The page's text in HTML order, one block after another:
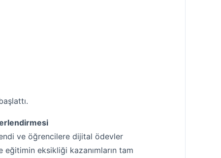
ve öğrencilere dijital ödevler
eksikliği kazanımların tam